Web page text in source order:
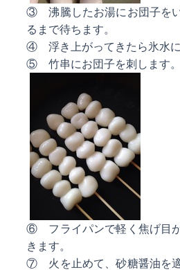
③ 沸騰したお湯にお団子をい
るまで待ちます。
④ 浮き上がってきたら氷水に
⑤ 竹串にお団子を刺します。
⑥ フライパンで軽く焦げ目
きます。
⑦ 火を止めて、砂糖醤油を